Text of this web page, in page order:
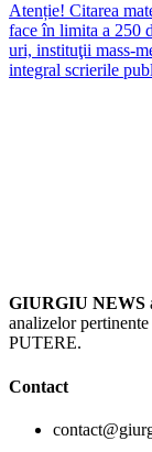
Atenție! Citarea
face în limita a 250
uri, instituţii mass-
integral scrierile
GIURGIU NEWS
analizelor
PUTERE.
Contact